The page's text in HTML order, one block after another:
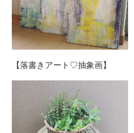
【落書きアート♡抽象画】